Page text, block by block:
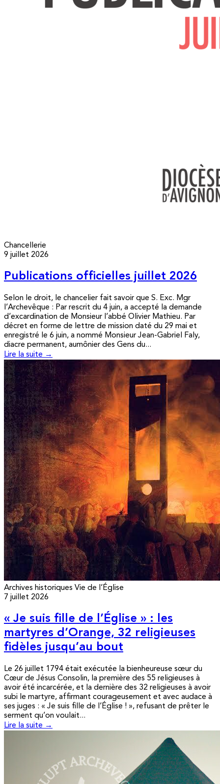
Chancellerie
9 juillet 2026
Publications officielles juillet 2026
Selon le droit, le chancelier fait savoir que S. Exc. Mgr
l’Archevêque : Par rescrit du 4 juin, a accepté la demande
d’excardination de Monsieur l’abbé Olivier Mathieu. Par
décret en forme de lettre de mission daté du 29 mai et
enregistré le 6 juin, a nommé Monsieur Jean-Gabriel Faly,
diacre permanent, aumônier des Gens du...
Lire la suite →
Archives historiques Vie de l’Église
7 juillet 2026
« Je suis fille de l’Église » : les
martyres d’Orange, 32 religieuses
fidèles jusqu’au bout
Le 26 juillet 1794 était exécutée la bienheureuse sœur du
Cœur de Jésus Consolin, la première des 55 religieuses à
avoir été incarcérée, et la dernière des 32 religieuses à avoir
subi le martyre, affirmant courageusement et avec audace à
ses juges : « Je suis fille de l’Église ! », refusant de prêter le
serment qu’on voulait...
Lire la suite →